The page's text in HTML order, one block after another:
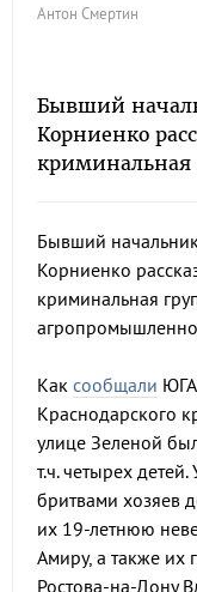
Антон Смертин
Бывший
Корниенко
криминальная
Бывший
Корниенко
криминальная
Как сообщали
Краснодарского
улице Зеленой
т.ч. четырех
бритвами хозяев
их 19-летнюю
Амиру, а также их
Ростова-на-Дону